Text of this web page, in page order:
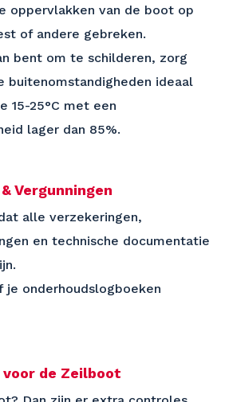
oppervlakken van de boot op
of andere gebreken.
bent om te schilderen, zorg
buitenomstandigheden ideaal
15-25°C met een
lager dan 85%.
Vergunningen
alle verzekeringen,
en technische documentatie
je onderhoudslogboeken
voor de Zeilboot